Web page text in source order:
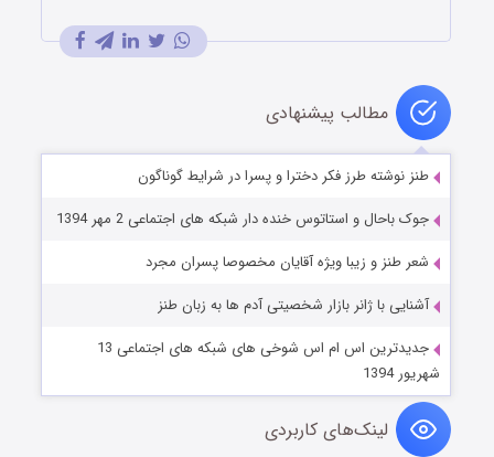
مطالب پیشنهادی
طنز نوشته طرز فکر دخترا و پسرا در شرایط گوناگون
جوک باحال و استاتوس خنده دار شبکه های اجتماعی 2 مهر 1394
شعر طنز و زیبا ویژه آقایان مخصوصا پسران مجرد
آشنایی با ژانر بازار شخصیتی آدم ها به زبان طنز
جدیدترین اس ام اس شوخی های شبکه های اجتماعی 13
شهریور 1394
لینک‌های کاربردی